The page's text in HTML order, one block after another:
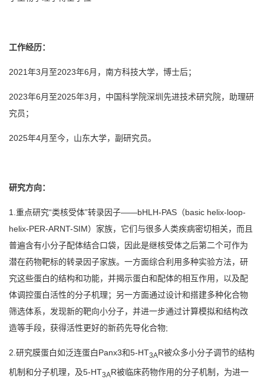
工作经历：
2021年3月至2023年6月，南方科技大学，博士后；
2023年6月至2025年3月，中国科学院深圳先进技术研究院，助理研
究员；
2025年4月至今，山东大学，副研究员。
研究方向：
1.重点研究“类核受体”转录因子——bHLH-PAS（basic helix-loop-
helix-PER-ARNT-SIM）家族，它们与很多人类疾病密切相关，而且
普遍含有小分子配体结合口袋，因此是继核受体之后第二个可作为
潜在药物靶标的转录因子家族。一方面综合利用多种实验方法，研
究这些蛋白的结构和功能，并揭示蛋白和配体的相互作用，以及配
体调控蛋白活性的分子机理；另一方面通过设计和搭建多种化合物
筛选体系，发现新的靶向小分子，并进一步通过计算模拟和结构改
造等手段，获得活性更好的新药先导化合物;
2.研究膜蛋白如泛连蛋白Panx3和5-HT3AR被众多小分子调节的结构
机制和分子机理，及5-HT3AR被临床药物作用的分子机制，为进一